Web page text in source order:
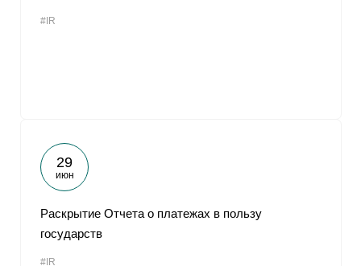
#IR
29
июн
Раскрытие Отчета о платежах в пользу
государств
#IR